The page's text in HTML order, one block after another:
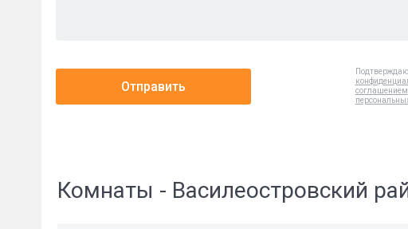
Отправить
соглашением
Комнаты - Василеостровский